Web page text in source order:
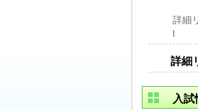
詳細
l
詳細
入試